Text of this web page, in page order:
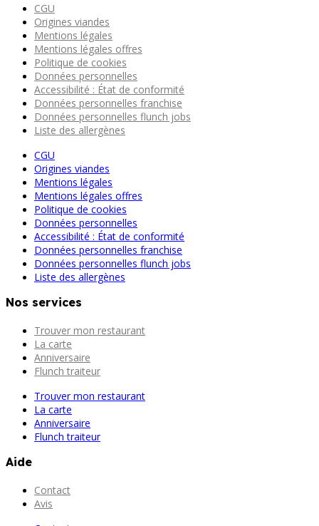
CGU
Origines viandes
Mentions légales
Mentions légales offres
Politique de cookies
Données personnelles
Accessibilité : État de conformité
Données personnelles franchise
Données personnelles flunch jobs
Liste des allergènes
CGU
Origines viandes
Mentions légales
Mentions légales offres
Politique de cookies
Données personnelles
Accessibilité : État de conformité
Données personnelles franchise
Données personnelles flunch jobs
Liste des allergènes
Nos services
Trouver mon restaurant
La carte
Anniversaire
Flunch traiteur
Trouver mon restaurant
La carte
Anniversaire
Flunch traiteur
Aide
Contact
Avis